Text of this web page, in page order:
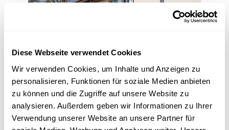
Diese Webseite verwendet Cookies
Wir verwenden Cookies, um Inhalte und Anzeigen zu
personalisieren, Funktionen für soziale Medien anbieten
zu können und die Zugriffe auf unsere Website zu
analysieren. Außerdem geben wir Informationen zu Ihrer
Verwendung unserer Website an unsere Partner für
die Nutzung erneuerbarer Energiequellen zu erheblichen
Energieeinsparungen führen. Insbesondere die Installation einer
Photovoltaikanlage kann eine effektive Möglichkeit sein, den
Energieverbrauch zu senken und gleichzeitig die Umwelt zu